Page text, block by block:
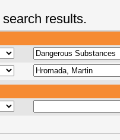
results.